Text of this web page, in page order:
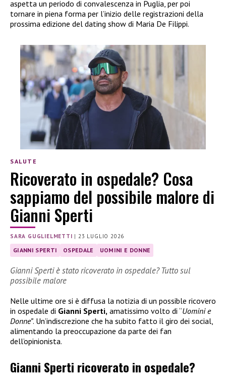
aspetta un periodo di convalescenza in Puglia, per poi
tornare in piena forma per l’inizio delle registrazioni della
prossima edizione del dating show di Maria De Filippi.
SALUTE
Ricoverato in ospedale? Cosa
sappiamo del possibile malore di
Gianni Sperti
SARA GUGLIELMETTI |23 LUGLIO 2026
GIANNI SPERTI OSPEDALE UOMINI E DONNE
Gianni Sperti è stato ricoverato in ospedale? Tutto sul
possibile malore
Nelle ultime ore si è diffusa la notizia di un possible ricovero
in ospedale di Gianni Sperti, amatissimo volto di “Uomini e
Donne”. Un’indiscrezione che ha subito fatto il giro dei social,
alimentando la preoccupazione da parte dei fan
dell’opinionista.
Gianni Sperti ricoverato in ospedale?